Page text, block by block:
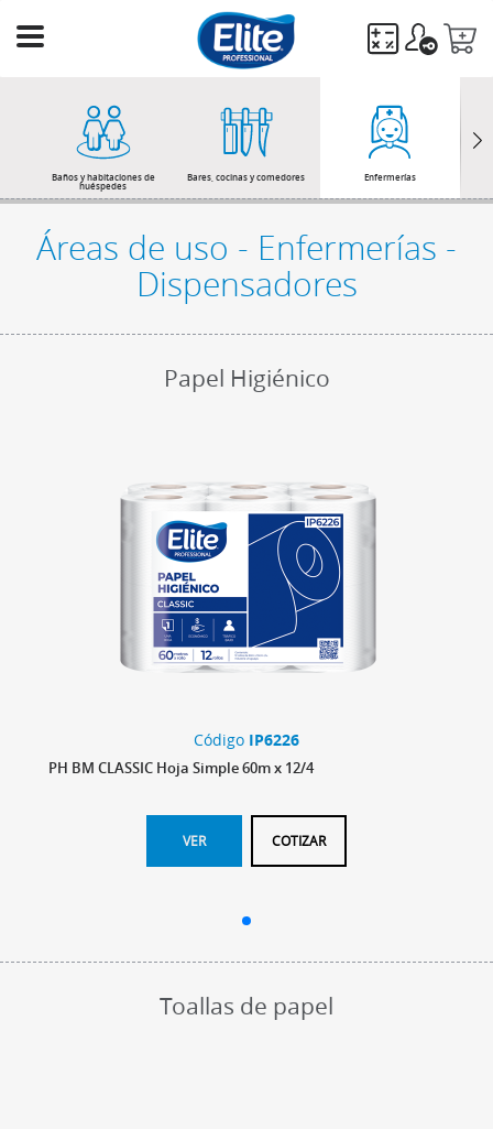
tu
búsqueda
BUSCARBaños y habitaciones de
huéspedes
Bares, cocinas y comedores Enfermerías
Áreas de uso - Enfermerías -
Dispensadores
Papel Higiénico
Código IP6226
PH BM CLASSIC Hoja Simple 60m x 12/4
VER COTIZAR
Toallas de papel